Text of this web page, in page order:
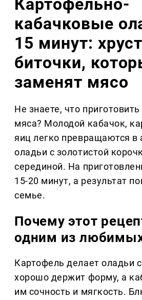
Картофельно-
кабачковые
15 минут:
биточки,
заменят мясо
Не знаете, что
мяса? Молодой кабачок,
яиц легко превращаются в
оладьи с золотистой
серединой. На
15-20 минут, а результат
семье.
Почему этот
одним из
Картофель делает оладьи
хорошо держит форму, а
им сочность и мягкость.